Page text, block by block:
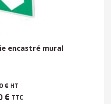
encastré mural
€ HT
€ TTC